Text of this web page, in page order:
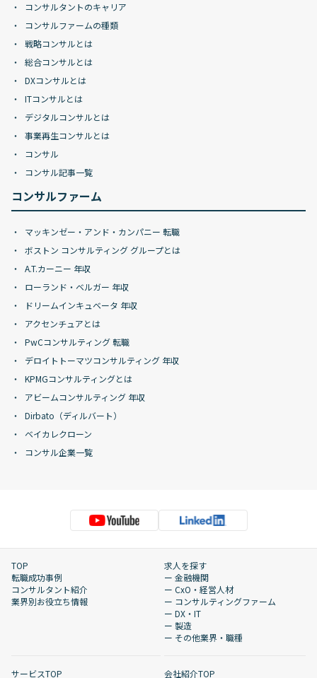
コンサルタントのキャリア
コンサルファームの種類
戦略コンサルとは
総合コンサルとは
DXコンサルとは
ITコンサルとは
デジタルコンサルとは
事業再生コンサルとは
コンサル
コンサル記事一覧
コンサルファーム
マッキンゼー・アンド・カンパニー 転職
ボストン コンサルティング グループとは
A.T.カーニー 年収
ローランド・ベルガー 年収
ドリームインキュベータ 年収
アクセンチュアとは
PwCコンサルティング 転職
デロイトトーマツコンサルティング 年収
KPMGコンサルティングとは
アビームコンサルティング 年収
Dirbato（ディルバート）
ベイカレクローン
コンサル企業一覧
TOP
転職成功事例
コンサルタント紹介
業界別お役立ち情報
求人を探す
ー 金融機関
ー CxO・経営人材
ー コンサルティングファーム
ー DX・IT
ー 製造
ー その他業界・職種
サービスTOP 会社紹介TOP